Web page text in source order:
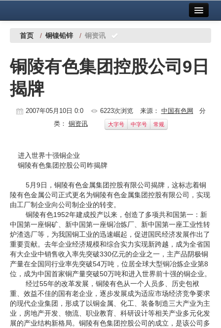
中国有色金属报社主办 广告服务
铜镍铅锌
铝
稀有稀土
科技
地矿 建设
党建工作
企业文化
《资源再生》杂志
行情报价
数字报
首页 / 铜镍铅锌 / 铜资讯
铜陵有色集团控股公司9日
揭牌
2007年05月10日 0:0 6223次浏览 来源： 中国有色网 分
类： 铜资讯 大字号 中字号 常规
进入世界十强铜企业
铜陵有色集团控股公司昨揭牌
5月9日，铜陵有色金属集团控股有限公司揭牌，这标志着铜
陵有色金属公司正式更名为铜陵有色金属集团控股有限公司，实现
由工厂制企业向公司制企业的转变。
铜陵有色1952年建成投产以来，创造了多项共和国第一：新
中国第一座铜矿、新中国第一座铜冶炼厂、新中国第一座工业性转
炉渣选厂等，为我国铜工业的迅速崛起，促进国民经济发展作出了
重要贡献。去年企业经济规模和综合实力实现新跨越，成为全省国
有大企业中销售收入率先突破330亿元的企业之一，主产品阴极铜
产量在全国同行业率先突破54万吨，位居全球大型铜冶炼企业第8
位，成为中国首家铜产量突破50万吨和进入世界前十强的铜企业。
经过55年的改革发展，铜陵有色从一个人员多、历史包袱
重、效益不佳的国有老企业，逐步发展成为适应市场经济竞争要求
的现代企业集团，形成了以铜金属、化工、装备制造三大产业为主
业，房地产开发、物流、职业教育、科研设计等相关产业多元化发
展的产业结构新格局。铜陵有色集团控股公司的成立，是该公司多